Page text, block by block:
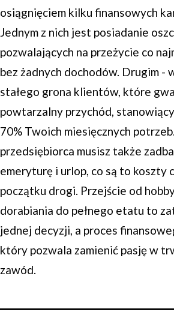
osiągnięciem kilku finansowych
Jednym z nich jest posiadanie
pozwalających na przeżycie co
bez żadnych dochodów. Drugim -
stałego grona klientów, które
powtarzalny przychód,
70% Twoich miesięcznych
przedsiębiorca musisz także
emeryturę i urlop, co są to koszty
początku drogi. Przejście od
dorabiania do pełnego etatu to
jednej decyzji, a proces
który pozwala zamienić pasję w
zawód.